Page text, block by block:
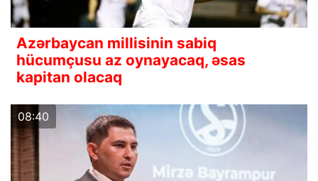
Azərbaycan millisinin sabiq
hücumçusu az oynayacaq, əsas
kapitan olacaq
08:40